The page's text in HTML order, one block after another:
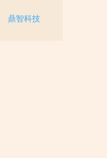
鼎智科技